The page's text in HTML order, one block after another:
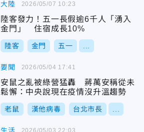
大陸
陸客發力！五一長假逾6千人「湧入
金門」 住宿成長10%
陸客 金門 五一
2026/05/07 10:23
要聞
安鼠之亂被綠營猛轟 蔣萬安稱從未
鬆懈：中央說現在疫情沒升溫趨勢
老鼠 漢他病毒 台北市長
2026/05/04 17:41
2026/05/03 22:03